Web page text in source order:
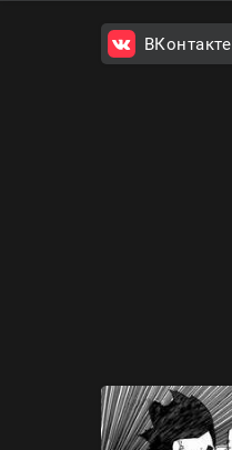
ВКонтакте